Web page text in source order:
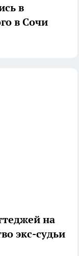
в
в Сочи
на
экс-судьи